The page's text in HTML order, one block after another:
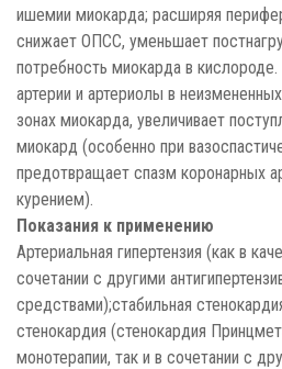
ишемии миокарда; расширяя
снижает ОПСС, уменьшает
потребность миокарда в
артерии и артериолы в
зонах миокарда, увеличивает
миокард (особенно при
предотвращает спазм коронарных
курением).
Показания к применению
Артериальная гипертензия (как в
сочетании с другими
средствами);стабильная
стенокардия (стенокардия
монотерапии, так и в сочетании с